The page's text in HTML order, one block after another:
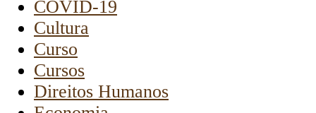
COVID-19
Cultura
Curso
Cursos
Direitos Humanos